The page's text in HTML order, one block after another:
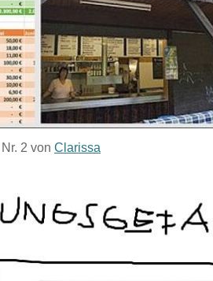
2 von Clarissa